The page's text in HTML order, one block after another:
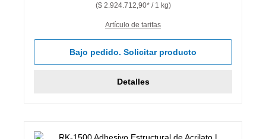
($ 2.924.712,90* / 1 kg)
Artículo de tarifas
Bajo pedido. Solicitar producto
Detalles